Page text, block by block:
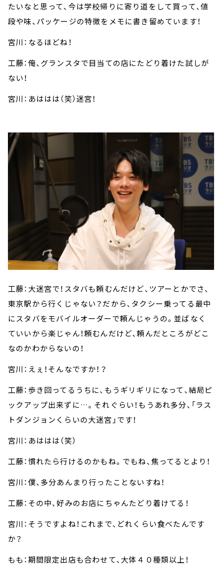
たいなと思って、今は学校帰りに寄り道をして買って、値
段や味、パッケージの特徴をメモに書き留めています！
宮川：なるほどね！
工藤：俺、グランスタで目当ての店にたどり着けた試しが
ない！
宮川：あははは（笑）迷宮！
工藤：大迷宮で！スタバも頼むんだけど、ツアーとかでさ、
東京駅から行くじゃない？だから、タクシー乗ってる最中
にスタバをモバイルオーダーで頼んじゃうの。並ばなく
ていいから楽じゃん！頼むんだけど、頼んだところがどこ
なのかわからないの！
宮川：えぇ！そんなですか！？
工藤：歩き回ってるうちに、もうギリギリになって、結局ピ
ックアップ出来ずに…。それぐらい！もうあれ多分、「ラス
トダンジョンくらいの大迷宮」です！
宮川：あははは（笑）
工藤：慣れたら行けるのかもね。でもね、焦ってるとより！
宮川：僕、多分あんまり行ったことないすね！
工藤：その中、好みのお店にちゃんたどり着けてる！
宮川：そうですよね！これまで、どれくらい食べたんです
か？
もも：期間限定出店も合わせて、大体４０種類以上！